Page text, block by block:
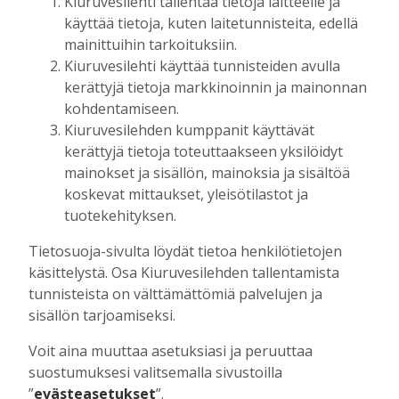
keskustelunaiheita
Tilaajille
Aku Laatikainen 6.8.2026
OP Kaskimaan vakavaraisuus vahvistui –
korkotason muutos heijastui alkuvuoden
tulokseen
Tilaajille
Toimitus 6.8.2026 13:18
Mikko Remes täyttää 50 vuotta – vaikka
villitystäkin on havaittavissa, sanoo
syntymäpäiväsankari oppineensa myös
hölläämään vauhtia
Tilaajille
Aku Laatikainen 5.8.2026
Vaikuttaako afrikkalainen sikarutto
Kiuruvedellä? “Onhan sitä osannut
odottaa”, toteaa luomusikalan yrittäjä
käyttää tietoja, kuten laitetunnisteita, edellä
mainittuihin tarkoituksiin.
Kiuruvesilehti käyttää tunnisteiden avulla
kerättyjä tietoja markkinoinnin ja mainonnan
kohdentamiseen.
Kiuruvesilehden kumppanit käyttävät
kerättyjä tietoja toteuttaakseen yksilöidyt
mainokset ja sisällön, mainoksia ja sisältöä
koskevat mittaukset, yleisötilastot ja
tuotekehityksen.
Tietosuoja-sivulta löydät tietoa henkilötietojen
käsittelystä. Osa Kiuruvesilehden tallentamista
tunnisteista on välttämättömiä palvelujen ja
sisällön tarjoamiseksi.
Voit aina muuttaa asetuksiasi ja peruuttaa
suostumuksesi valitsemalla sivustoilla
”evästeasetukset”.